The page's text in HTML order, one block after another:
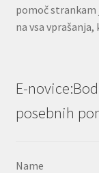
pomoč strankam
na vsa
E-
posebnih
Name